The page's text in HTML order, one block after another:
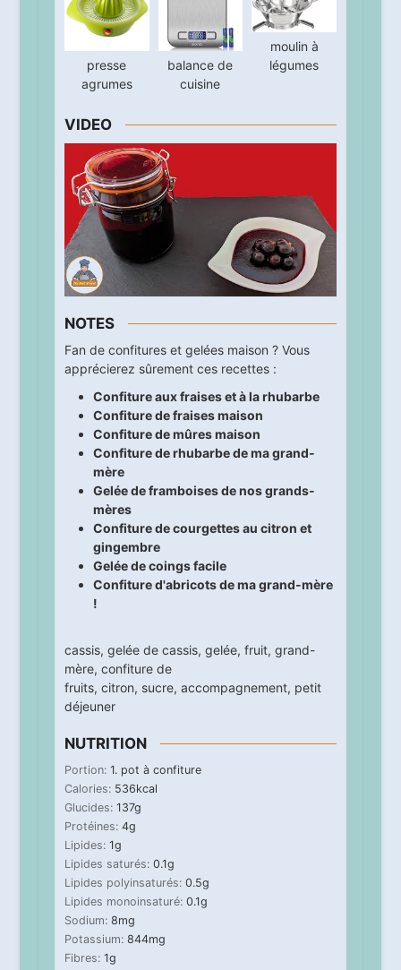
presse
agrumes
balance de
cuisine
moulin à
légumes
VIDEO
NOTES
Fan de confitures et gelées maison ? Vous
apprécierez sûrement ces recettes :
Confiture aux fraises et à la rhubarbe
Confiture de fraises maison
Confiture de mûres maison
Confiture de rhubarbe de ma grand-
mère
Gelée de framboises de nos grands-
mères
Confiture de courgettes au citron et
gingembre
Gelée de coings facile
Confiture d'abricots de ma grand-mère
!
cassis, gelée de cassis, gelée, fruit, grand-
mère, confiture de
fruits, citron, sucre, accompagnement, petit
déjeuner
NUTRITION
Portion: 1. pot à confiture
Calories: 536kcal
Glucides: 137g
Protéines: 4g
Lipides: 1g
Lipides saturés: 0.1g
Lipides polyinsaturés: 0.5g
Lipides monoinsaturé: 0.1g
Sodium: 8mg
Potassium: 844mg
Fibres: 1g